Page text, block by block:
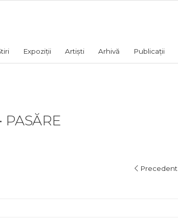
Expoziții Artiști Arhivă Publicații
• PASĂRE
Precedent